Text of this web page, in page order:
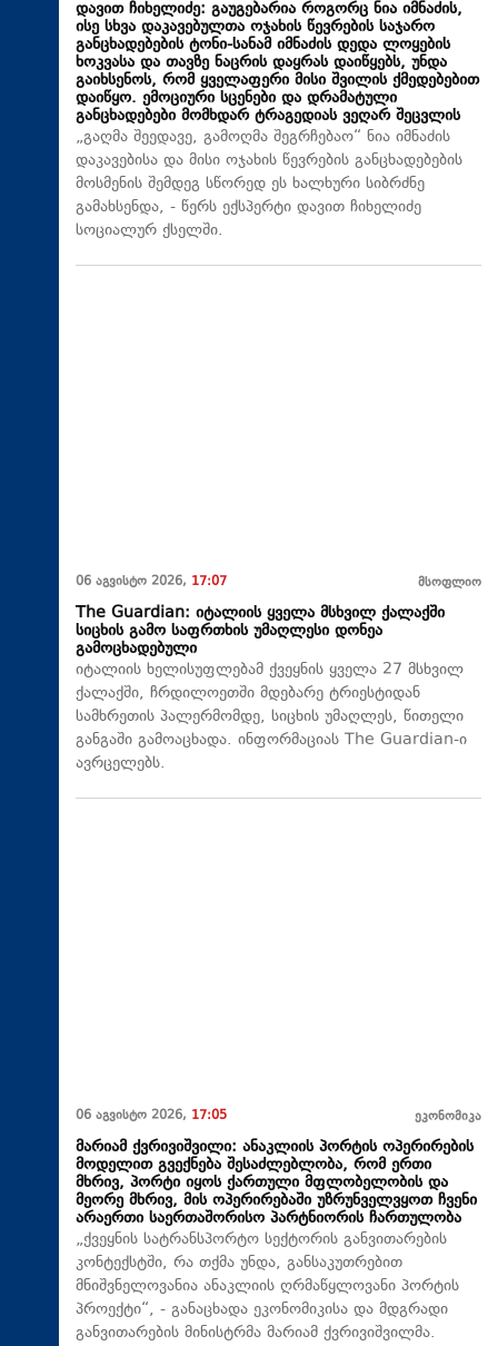
დავით ჩიხელიძე: გაუგებარია როგორც ნია იმნაძის,
ისე სხვა დაკავებულთა ოჯახის წევრების საჯარო
განცხადებების ტონი-სანამ იმნაძის დედა ლოყების
ხოკვასა და თავზე ნაცრის დაყრას დაიწყებს, უნდა
გაიხსენოს, რომ ყველაფერი მისი შვილის ქმედებებით
დაიწყო. ემოციური სცენები და დრამატული
განცხადებები მომხდარ ტრაგედიას ვეღარ შეცვლის
„გაღმა შეედავე, გამოღმა შეგრჩებაო“ ნია იმნაძის
დაკავებისა და მისი ოჯახის წევრების განცხადებების
მოსმენის შემდეგ სწორედ ეს ხალხური სიბრძნე
გამახსენდა, - წერს ექსპერტი დავით ჩიხელიძე
სოციალურ ქსელში.
06 აგვისტო 2026, 17:07 მსოფლიო
The Guardian: იტალიის ყველა მსხვილ ქალაქში
სიცხის გამო საფრთხის უმაღლესი დონეა
გამოცხადებული
იტალიის ხელისუფლებამ ქვეყნის ყველა 27 მსხვილ
ქალაქში, ჩრდილოეთში მდებარე ტრიესტიდან
სამხრეთის პალერმომდე, სიცხის უმაღლეს, წითელი
განგაში გამოაცხადა. ინფორმაციას The Guardian-ი
ავრცელებს.
06 აგვისტო 2026, 17:05 ეკონომიკა
მარიამ ქვრივიშვილი: ანაკლიის პორტის ოპერირების
მოდელით გვექნება შესაძლებლობა, რომ ერთი
მხრივ, პორტი იყოს ქართული მფლობელობის და
მეორე მხრივ, მის ოპერირებაში უზრუნველვყოთ ჩვენი
არაერთი საერთაშორისო პარტნიორის ჩართულობა
„ქვეყნის სატრანსპორტო სექტორის განვითარების
კონტექსტში, რა თქმა უნდა, განსაკუთრებით
მნიშვნელოვანია ანაკლიის ღრმაწყლოვანი პორტის
პროექტი“, - განაცხადა ეკონომიკისა და მდგრადი
განვითარების მინისტრმა მარიამ ქვრივიშვილმა.